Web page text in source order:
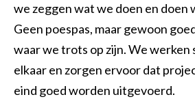
we zeggen wat we doen en doen
Geen poespas, maar gewoon
waar we trots op zijn. We werken
elkaar en zorgen ervoor dat
eind goed worden uitgevoerd.